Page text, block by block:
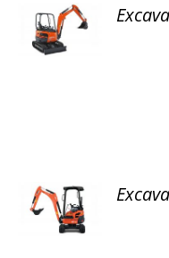
DÉTAILS
DÉTAILS